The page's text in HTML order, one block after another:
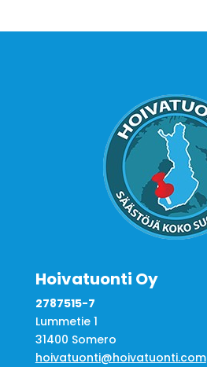
Hoivatuonti Oy
2787515-7
Lummetie 1
31400 Somero
hoivatuonti@hoivatuonti.com